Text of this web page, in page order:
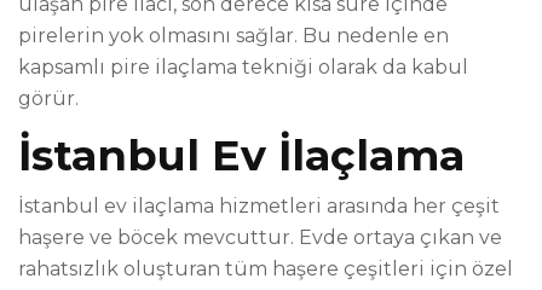
pirelerin yok olmasını sağlar. Bu nedenle en
kapsamlı pire ilaçlama tekniği olarak da kabul
görür.
İstanbul Ev İlaçlama
İstanbul ev ilaçlama hizmetleri arasında her çeşit
haşere ve böcek mevcuttur. Evde ortaya çıkan ve
rahatsızlık oluşturan tüm haşere çeşitleri için özel